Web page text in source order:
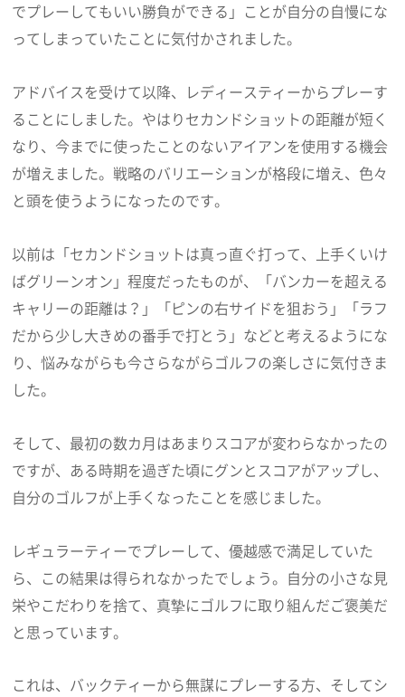
でプレーしてもいい勝負ができる」ことが自分の自慢にな
ってしまっていたことに気付かされました。
アドバイスを受けて以降、レディースティーからプレーす
ることにしました。やはりセカンドショットの距離が短く
なり、今までに使ったことのないアイアンを使用する機会
が増えました。戦略のバリエーションが格段に増え、色々
と頭を使うようになったのです。
以前は「セカンドショットは真っ直ぐ打って、上手くいけ
ばグリーンオン」程度だったものが、「バンカーを超える
キャリーの距離は？」「ピンの右サイドを狙おう」「ラフ
だから少し大きめの番手で打とう」などと考えるようにな
り、悩みながらも今さらながらゴルフの楽しさに気付きま
した。
そして、最初の数カ月はあまりスコアが変わらなかったの
ですが、ある時期を過ぎた頃にグンとスコアがアップし、
自分のゴルフが上手くなったことを感じました。
レギュラーティーでプレーして、優越感で満足していた
ら、この結果は得られなかったでしょう。自分の小さな見
栄やこだわりを捨て、真摯にゴルフに取り組んだご褒美だ
と思っています。
これは、バックティーから無謀にプレーする方、そしてシ